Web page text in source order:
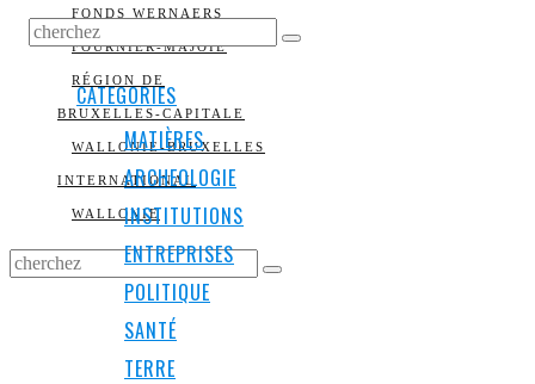
FONDS WERNAERS
FOURNIER-MAJOIE
RÉGION DE
BRUXELLES-CAPITALE
WALLONIE-BRUXELLES
INTERNATIONAL
WALLONIE
CATEGORIES
MATIÈRES
ARCHEOLOGIE
INSTITUTIONS
ENTREPRISES
POLITIQUE
SANTÉ
TERRE